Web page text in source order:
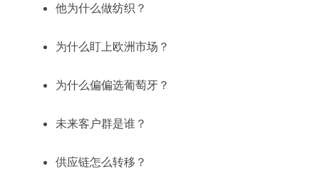
他为什么做纺织？
为什么盯上欧洲市场？
为什么偏偏选葡萄牙？
未来客户群是谁？
供应链怎么转移？